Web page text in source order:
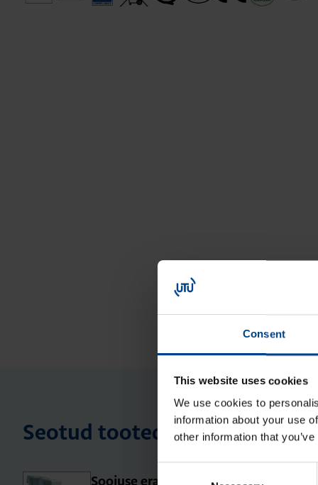
Consent
This website uses cookies
We use cookies to
information about your use
other information that
Seotud tooted
Soo­juse eral­daja, 0.5 moo­du­lit